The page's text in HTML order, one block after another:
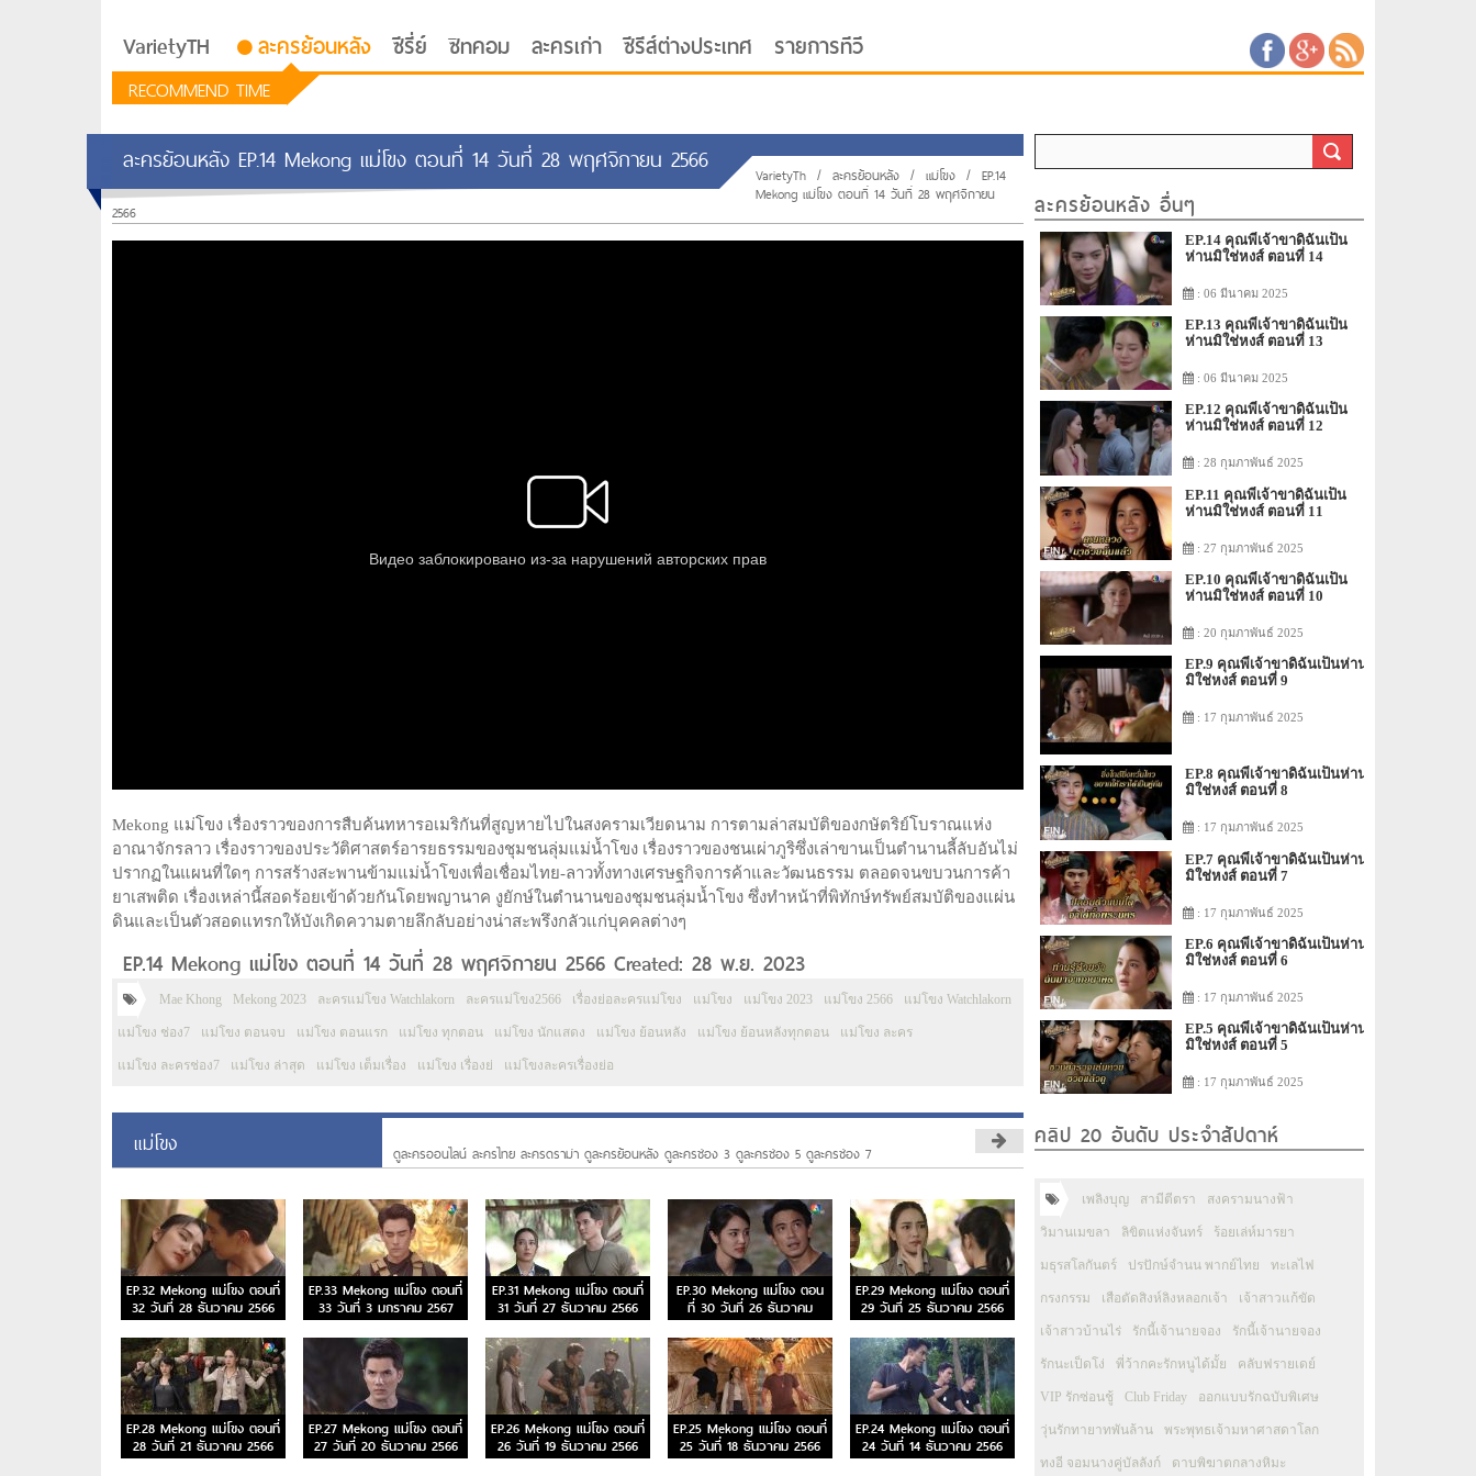
VarietyTH ละครย้อนหลัง ซีรี่ย์ ซิทคอม ละครเก่า ซีรีส์ต่างประเทศ รายการทีวี
RECOMMEND TIME
รักอยู่ประตูถัดไป
ละครย้อนหลัง EP.14 Mekong แม่โขง ตอนที่ 14 วันที่ 28 พฤศจิกายน 2566 VarietyTh / ละครย้อนหลัง / แม่โขง / EP.14
Mekong แม่โขง ตอนที่ 14 วันที่ 28 พฤศจิกายน
2566
Mekong แม่โขง เรื่องราวของการสืบค้นทหารอเมริกันที่สูญหายไปในสงครามเวียดนาม การตามล่าสมบัติของกษัตริย์โบราณแห่ง
อาณาจักรลาว เรื่องราวของประวัติศาสตร์อารยธรรมของชุมชนลุ่มแม่น้ำโขง เรื่องราวของชนเผ่าภูริซึ่งเล่าขานเป็นตำนานลี้ลับอันไม่
ปรากฏในแผนที่ใดๆ การสร้างสะพานข้ามแม่น้ำโขงเพื่อเชื่อมไทย-ลาวทั้งทางเศรษฐกิจการค้าและวัฒนธรรม ตลอดจนขบวนการค้า
ยาเสพติด เรื่องเหล่านี้สอดร้อยเข้าด้วยกันโดยพญานาค งูยักษ์ในตำนานของชุมชนลุ่มน้ำโขง ซึ่งทำหน้าที่พิทักษ์ทรัพย์สมบัติของแผ่น
ดินและเป็นตัวสอดแทรกให้บังเกิดความตายลึกลับอย่างน่าสะพรึงกลัวแก่บุคคลต่างๆ
EP.14 Mekong แม่โขง ตอนที่ 14 วันที่ 28 พฤศจิกายน 2566 Created: 28 พ.ย. 2023
Mae Khong Mekong 2023 ละครแม่โขง Watchlakorn ละครแม่โขง2566 เรื่องย่อละครแม่โขง แม่โขง แม่โขง 2023 แม่โขง 2566 แม่โขง Watchlakorn
แม่โขง ช่อง7 แม่โขง ตอนจบ แม่โขง ตอนแรก แม่โขง ทุกตอน แม่โขง นักแสดง แม่โขง ย้อนหลัง แม่โขง ย้อนหลังทุกตอน แม่โขง ละคร
แม่โขง ละครช่อง7 แม่โขง ล่าสุด แม่โขง เต็มเรื่อง แม่โขง เรื่องย่ แม่โขงละครเรื่องย่อ
แม่โขง ดูละครออนไลน์ ละครไทย ละครดราม่า ดูละครย้อนหลัง ดูละครช่อง 3 ดูละครช่อง 5 ดูละครช่อง 7
EP.32 Mekong แม่โขง ตอนที่
32 วันที่ 28 ธันวาคม 2566
EP.33 Mekong แม่โขง ตอนที่
33 วันที่ 3 มกราคม 2567
EP.31 Mekong แม่โขง ตอนที่
31 วันที่ 27 ธันวาคม 2566
EP.30 Mekong แม่โขง ตอน
ที่ 30 วันที่ 26 ธันวาคม
2566
EP.29 Mekong แม่โขง ตอนที่
29 วันที่ 25 ธันวาคม 2566
EP.28 Mekong แม่โขง ตอนที่
28 วันที่ 21 ธันวาคม 2566
EP.27 Mekong แม่โขง ตอนที่
27 วันที่ 20 ธันวาคม 2566
EP.26 Mekong แม่โขง ตอนที่
26 วันที่ 19 ธันวาคม 2566
EP.25 Mekong แม่โขง ตอนที่
25 วันที่ 18 ธันวาคม 2566
EP.24 Mekong แม่โขง ตอนที่
24 วันที่ 14 ธันวาคม 2566
ละครย้อนหลัง อื่นๆ
EP.14 คุณพี่เจ้าขาดิฉันเป็น
ห่านมิใช่หงส์ ตอนที่ 14
: 06 มีนาคม 2025
EP.13 คุณพี่เจ้าขาดิฉันเป็น
ห่านมิใช่หงส์ ตอนที่ 13
: 06 มีนาคม 2025
EP.12 คุณพี่เจ้าขาดิฉันเป็น
ห่านมิใช่หงส์ ตอนที่ 12
: 28 กุมภาพันธ์ 2025
EP.11 คุณพี่เจ้าขาดิฉันเป็น
ห่านมิใช่หงส์ ตอนที่ 11
: 27 กุมภาพันธ์ 2025
EP.10 คุณพี่เจ้าขาดิฉันเป็น
ห่านมิใช่หงส์ ตอนที่ 10
: 20 กุมภาพันธ์ 2025
EP.9 คุณพี่เจ้าขาดิฉันเป็นห่าน
มิใช่หงส์ ตอนที่ 9
: 17 กุมภาพันธ์ 2025
EP.8 คุณพี่เจ้าขาดิฉันเป็นห่าน
มิใช่หงส์ ตอนที่ 8
: 17 กุมภาพันธ์ 2025
EP.7 คุณพี่เจ้าขาดิฉันเป็นห่าน
มิใช่หงส์ ตอนที่ 7
: 17 กุมภาพันธ์ 2025
EP.6 คุณพี่เจ้าขาดิฉันเป็นห่าน
มิใช่หงส์ ตอนที่ 6
: 17 กุมภาพันธ์ 2025
EP.5 คุณพี่เจ้าขาดิฉันเป็นห่าน
มิใช่หงส์ ตอนที่ 5
: 17 กุมภาพันธ์ 2025
คลิป 20 อันดับ ประจำสัปดาห์
เพลิงบุญ สามีตีตรา สงครามนางฟ้า
วิมานเมขลา ลิขิตแห่งจันทร์ ร้อยเล่ห์มารยา
มธุรสโลกันตร์ ปรปักษ์จำนน พากย์ไทย ทะเลไฟ
กรงกรรม เสือตัดสิงห์ลิงหลอกเจ้า เจ้าสาวแก้ขัด
เจ้าสาวบ้านไร่ รักนี้เจ้านายจอง รักนี้เจ้านายจอง
รักนะเป็ดโง่ พี่ว้ากคะรักหนูได้มั้ย คลับฟรายเดย์
VIP รักซ่อนชู้ Club Friday ออกแบบรักฉบับพิเศษ
วุ่นรักทายาทพันล้าน พระพุทธเจ้ามหาศาสดาโลก
ทงอี จอมนางคู่บัลลังก์ ดาบพิฆาตกลางหิมะ